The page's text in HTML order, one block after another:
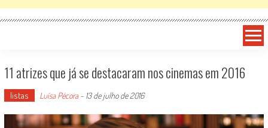
11 atrizes que já se destacaram nos cinemas em 2016
listas Luísa Pécora- 13 de julho de 2016